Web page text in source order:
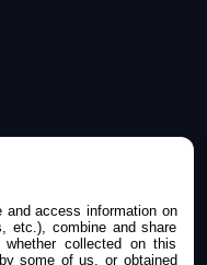
and access information on
etc.), combine and share
collected on this
some of us, or obtained